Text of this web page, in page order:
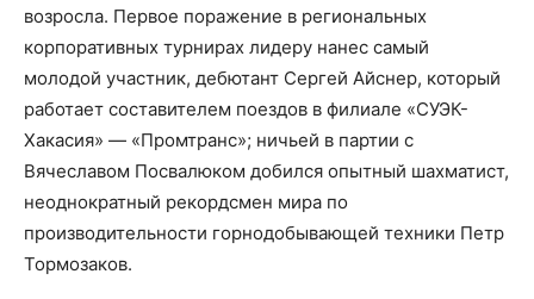
возросла. Первое поражение в региональных
корпоративных турнирах лидеру нанес самый
молодой участник, дебютант Сергей Айснер, который
работает составителем поездов в филиале «СУЭК-
Хакасия» — «Промтранс»; ничьей в партии с
Вячеславом Посвалюком добился опытный шахматист,
неоднократный рекордсмен мира по
производительности горнодобывающей техники Петр
Тормозаков.